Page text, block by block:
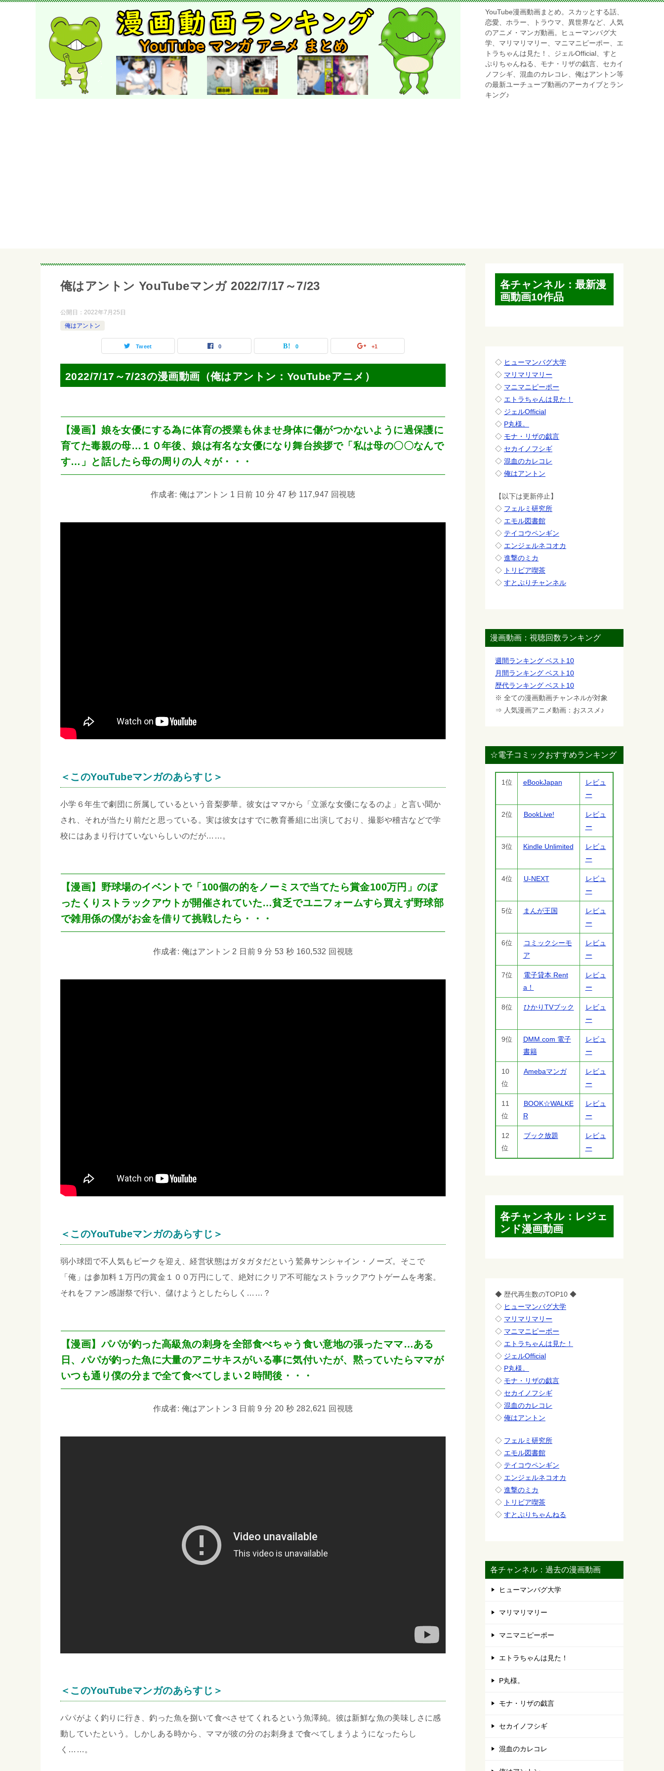
YouTube漫画動画まとめ。スカッとする話、
恋愛、ホラー、トラウマ、異世界など、人気
のアニメ・マンガ動画。ヒューマンバグ大
学、マリマリマリー、マニマニピーポー、エ
トラちゃんは見た！、ジェルOfficial、すと
ぷりちゃんねる、モナ・リザの戯言、セカイ
ノフシギ、混血のカレコレ、俺はアントン等
の最新ユーチューブ動画のアーカイブとラン
キング♪
俺はアントン YouTubeマンガ 2022/7/17～7/23
公開日： 2022年7月25日
俺はアントン
Tweet 0 0 +1
2022/7/17～7/23の漫画動画（俺はアントン：YouTubeアニメ）
【漫画】娘を女優にする為に体育の授業も休ませ身体に傷がつかないように過保護に
育てた毒親の母…１０年後、娘は有名な女優になり舞台挨拶で「私は母の〇〇なんで
す…」と話したら母の周りの人々が・・・
作成者: 俺はアントン 1 日前 10 分 47 秒 117,947 回視聴
＜このYouTubeマンガのあらすじ＞
小学６年生で劇団に所属しているという音梨夢華。彼女はママから「立派な女優になるのよ」と言い聞か
され、それが当たり前だと思っている。実は彼女はすでに教育番組に出演しており、撮影や稽古などで学
校にはあまり行けていないらしいのだが……。
【漫画】野球場のイベントで「100個の的をノーミスで当てたら賞金100万円」のぼ
ったくりストラックアウトが開催されていた…貧乏でユニフォームすら買えず野球部
で雑用係の僕がお金を借りて挑戦したら・・・
作成者: 俺はアントン 2 日前 9 分 53 秒 160,532 回視聴
＜このYouTubeマンガのあらすじ＞
弱小球団で不人気もピークを迎え、経営状態はガタガタだという鷲鼻サンシャイン・ノーズ。そこで
「俺」は参加料１万円の賞金１００万円にして、絶対にクリア不可能なストラックアウトゲームを考案。
それをファン感謝祭で行い、儲けようとしたらしく……？
【漫画】パパが釣った高級魚の刺身を全部食べちゃう食い意地の張ったママ…ある
日、パパが釣った魚に大量のアニサキスがいる事に気付いたが、黙っていたらママが
いつも通り僕の分まで全て食べてしまい２時間後・・・
作成者: 俺はアントン 3 日前 9 分 20 秒 282,621 回視聴
＜このYouTubeマンガのあらすじ＞
パパがよく釣りに行き、釣った魚を捌いて食べさせてくれるという魚澤純。彼は新鮮な魚の美味しさに感
動していたという。しかしある時から、ママが彼の分のお刺身まで食べてしまうようになったらし
く……。
各チャンネル：最新漫
画動画10作品
◇ ヒューマンバグ大学
◇ マリマリマリー
◇ マニマニピーポー
◇ エトラちゃんは見た！
◇ ジェルOfficial
◇ P丸様。
◇ モナ・リザの戯言
◇ セカイノフシギ
◇ 混血のカレコレ
◇ 俺はアントン
【以下は更新停止】
◇ フェルミ研究所
◇ エモル図書館
◇ テイコウペンギン
◇ エンジェルネコオカ
◇ 進撃のミカ
◇ トリビア喫茶
◇ すとぷりチャンネル
漫画動画：視聴回数ランキング
週間ランキング ベスト10
月間ランキング ベスト10
歴代ランキング ベスト10
※ 全ての漫画動画チャンネルが対象
⇒ 人気漫画アニメ動画：おススメ♪
☆電子コミックおすすめランキング
1位 eBookJapan
レビュ
ー
2位 BookLive!
レビュ
ー
3位 Kindle Unlimited
レビュ
ー
4位 U-NEXT
レビュ
ー
5位 まんが王国
レビュ
ー
6位
コミックシーモ
ア
レビュ
ー
7位
電子貸本 Rent
a！
レビュ
ー
8位 ひかりTVブック
レビュ
ー
9位
DMM.com 電子
書籍
レビュ
ー
10
位
Amebaマンガ
レビュ
ー
11
位
BOOK☆WALKE
R
レビュ
ー
12
位
ブック放題
レビュ
ー
各チャンネル：レジェ
ンド漫画動画
◆ 歴代再生数のTOP10 ◆
◇ ヒューマンバグ大学
◇ マリマリマリー
◇ マニマニピーポー
◇ エトラちゃんは見た！
◇ ジェルOfficial
◇ P丸様。
◇ モナ・リザの戯言
◇ セカイノフシギ
◇ 混血のカレコレ
◇ 俺はアントン
◇ フェルミ研究所
◇ エモル図書館
◇ テイコウペンギン
◇ エンジェルネコオカ
◇ 進撃のミカ
◇ トリビア喫茶
◇ すとぷりちゃんねる
各チャンネル：過去の漫画動画
ヒューマンバグ大学
マリマリマリー
マニマニピーポー
エトラちゃんは見た！
P丸様。
モナ・リザの戯言
セカイノフシギ
混血のカレコレ